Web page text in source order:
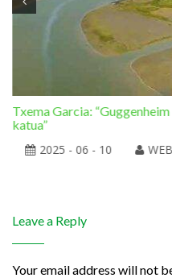
Txema Garcia:
katua”
2025 - 06 - 10
Leave a Reply
Your email address will not